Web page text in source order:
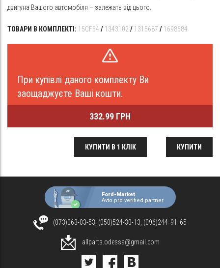
двигуна Вашого автомобіля – залежать від цього.
ТОВАРИ В КОМПЛЕКТІ: 15CF54 / 1343102 / 1315687 / 1698684
При купівлі даного комплекту Ви
заощаджуєте Ваші кошти.
332.99 ГРН
КУПИТИ
КУПИТИ В 1 КЛІК
Ford-Market
Avto.pro verified partner
(073)063-03-53, (050)524-30-13, (096)244‑91‑65
allparts.odessa@gmail.com